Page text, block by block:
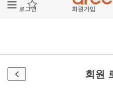
로그인 회원가입
회원